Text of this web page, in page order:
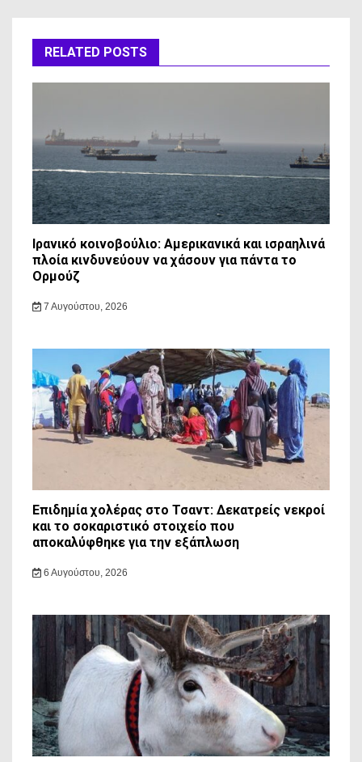
RELATED POSTS
Ιρανικό κοινοβούλιο: Αμερικανικά και ισραηλινά
πλοία κινδυνεύουν να χάσουν για πάντα το
Ορμούζ
7 Αυγούστου, 2026
Επιδημία χολέρας στο Τσαντ: Δεκατρείς νεκροί
και το σοκαριστικό στοιχείο που
αποκαλύφθηκε για την εξάπλωση
6 Αυγούστου, 2026